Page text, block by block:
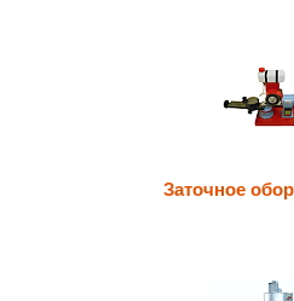
Заточное